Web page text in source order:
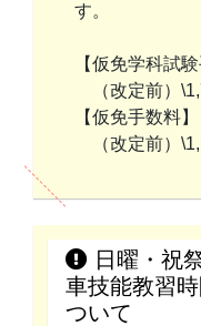
す。
【仮免学科試験
（改定前）
【仮免手数料】
（改定前）
日曜・祝
車技能教習
ついて